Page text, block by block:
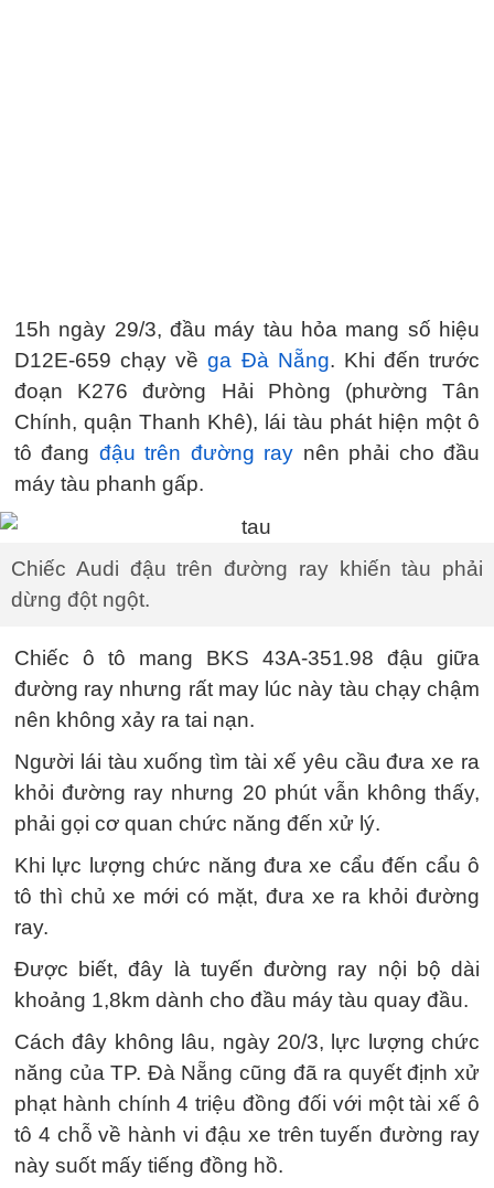
15h ngày 29/3, đầu máy tàu hỏa mang số hiệu
D12E-659 chạy vềga Đà Nẵng. Khi đến trước
đoạn K276 đường Hải Phòng (phường Tân
Chính, quận Thanh Khê), lái tàu phát hiện một ô
tô đang đậu trên đường ray nên phải cho đầu
máy tàu phanh gấp.
Chiếc Audi đậu trên đường ray khiến tàu phải
dừng đột ngột.
Chiếc ô tô mang BKS 43A-351.98 đậu giữa
đường ray nhưng rất may lúc này tàu chạy chậm
nên không xảy ra tai nạn.
Người lái tàu xuống tìm tài xế yêu cầu đưa xe ra
khỏi đường ray nhưng 20 phút vẫn không thấy,
phải gọi cơ quan chức năng đến xử lý.
Khi lực lượng chức năng đưa xe cẩu đến cẩu ô
tô thì chủ xe mới có mặt, đưa xe ra khỏi đường
ray.
Được biết, đây là tuyến đường ray nội bộ dài
khoảng 1,8km dành cho đầu máy tàu quay đầu.
Cách đây không lâu, ngày 20/3, lực lượng chức
năng của TP. Đà Nẵng cũng đã ra quyết định xử
phạt hành chính 4 triệu đồng đối với một tài xế ô
tô 4 chỗ về hành vi đậu xe trên tuyến đường ray
này suốt mấy tiếng đồng hồ.